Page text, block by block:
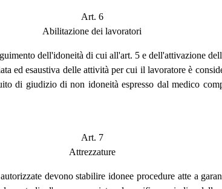
Art. 6
Abilitazione dei lavoratori
dell'idoneità di cui all'art. 5 e dell'attivazione
ed esaustiva delle attività per cui il lavoratore è
di giudizio di non idoneità espresso dal medico
Art. 7
Attrezzature
devono stabilire idonee procedure atte a